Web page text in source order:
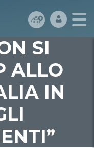
SI
ALLO
IN